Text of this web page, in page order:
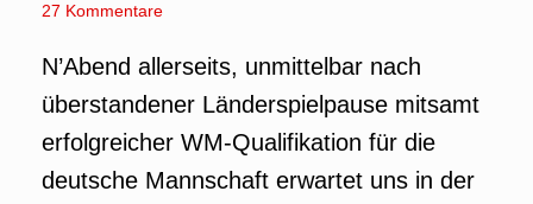
27 Kommentare
N’Abend allerseits, unmittelbar nach
überstandener Länderspielpause mitsamt
erfolgreicher WM-Qualifikation für die
deutsche Mannschaft erwartet uns in der